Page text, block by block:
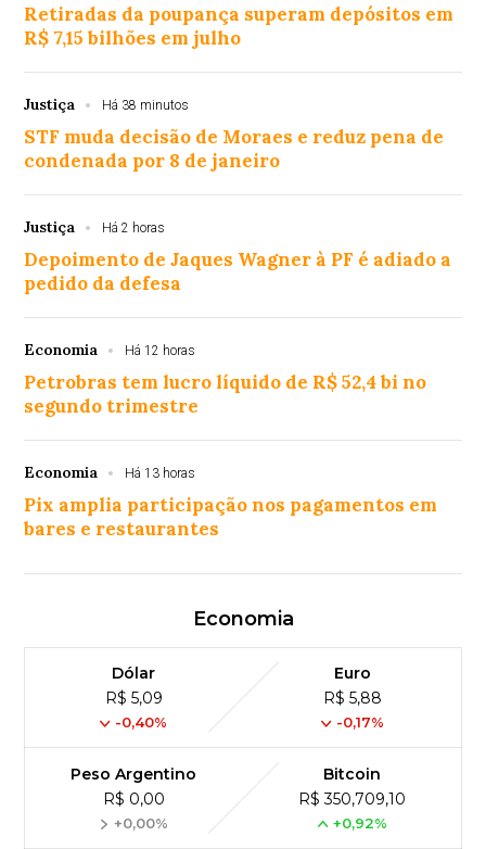
Retiradas da poupança superam depósitos em
R$ 7,15 bilhões em julho
Justiça Há 38 minutos
STF muda decisão de Moraes e reduz pena de
condenada por 8 de janeiro
Justiça Há 2 horas
Depoimento de Jaques Wagner à PF é adiado a
pedido da defesa
Economia Há 12 horas
Petrobras tem lucro líquido de R$ 52,4 bi no
segundo trimestre
Economia Há 13 horas
Pix amplia participação nos pagamentos em
bares e restaurantes
Economia
Dólar
R$ 5,09
-0,40%
Euro
R$ 5,88
-0,17%
Peso Argentino
R$ 0,00
+0,00%
Bitcoin
R$ 350,709,10
+0,92%